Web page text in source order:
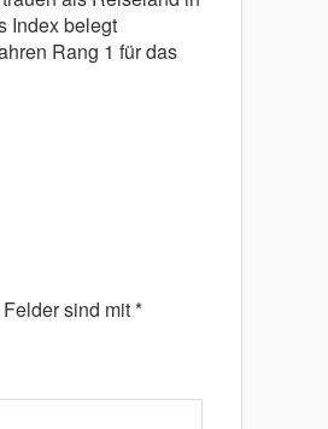
Index belegt
Rang 1 für das
sind mit*